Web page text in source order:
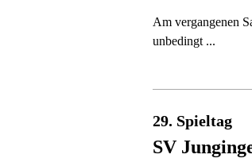
Am vergangenen
unbedingt ...
29. Spieltag
SV